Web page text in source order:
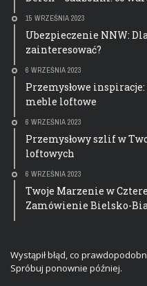
15 WRZEŚNIA 2023
Ubezpieczenie NNW:
zainteresować?
6 WRZEŚNIA 2023
Przemysłowe
meble loftowe
6 WRZEŚNIA 2023
Przemysłowy szlif w
loftowych
6 WRZEŚNIA 2023
Twoje Marzenie w
Zamówienie Bielsko-
Wystąpił błąd, co
Spróbuj ponownie później.